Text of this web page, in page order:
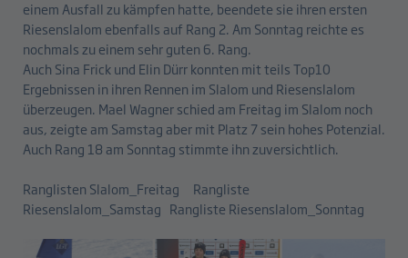
einem Ausfall zu kämpfen hatte, beendete sie ihren ersten
Riesenslalom ebenfalls auf Rang 2. Am Sonntag reichte es
nochmals zu einem sehr guten 6. Rang.
Auch Sina Frick und Elin Dürr konnten mit teils Top10
Ergebnissen in ihren Rennen im Slalom und Riesenslalom
überzeugen. Mael Wagner schied am Freitag im Slalom noch
aus, zeigte am Samstag aber mit Platz 7 sein hohes Potenzial.
Auch Rang 18 am Sonntag stimmte ihn zuversichtlich.
Ranglisten Slalom_Freitag
Rangliste
Riesenslalom_Samstag Rangliste Riesenslalom_Sonntag